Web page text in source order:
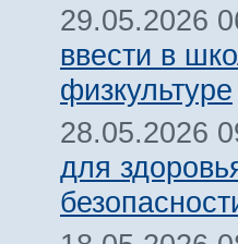
29.05.2026
ввести в
физкультуре
28.05.2026
для